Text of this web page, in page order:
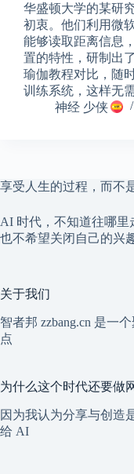
华盛顿大学的某研
初衷。他们利用微
能够读取距离信息
置的特性，研制出
瑜伽教程对比，随
训练系统，这样无
神经 少侠
享受人生的过程，而不
AI 时代，不知道往哪里
也不希望关闭自己的兴
关于我们
智者邦 zzbang.cn 是一
点
为什么这个时代还要做
因为我认为分享与创造
给 AI